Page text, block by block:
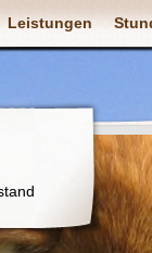
Leistungen